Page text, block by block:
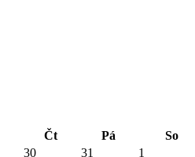
Čt Pá
So
30 31 1